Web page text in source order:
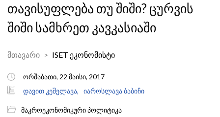
თავისუფლება თუ შიში? ცურვის
შიში სამხრეთ კავკასიაში
მთავარი ISET ეკონომისტი
ორშაბათი, 22 მაისი, 2017
დავით კეშელავა,
იაროსლავა ბაბიჩი
მაკროეკონომიკური პოლიტიკა